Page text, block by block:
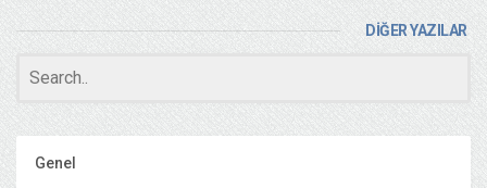
DİĞER YAZILAR
Genel